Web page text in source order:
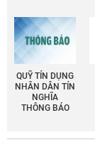
QUỸ TÍN DỤNG
NHÂN DÂN TÍN
NGHĨA
THÔNG BÁO